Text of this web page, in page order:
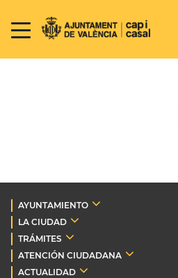
AYUNTAMIENTO
LA CIUDAD
TRÁMITES
ATENCIÓN CIUDADANA
ACTUALIDAD